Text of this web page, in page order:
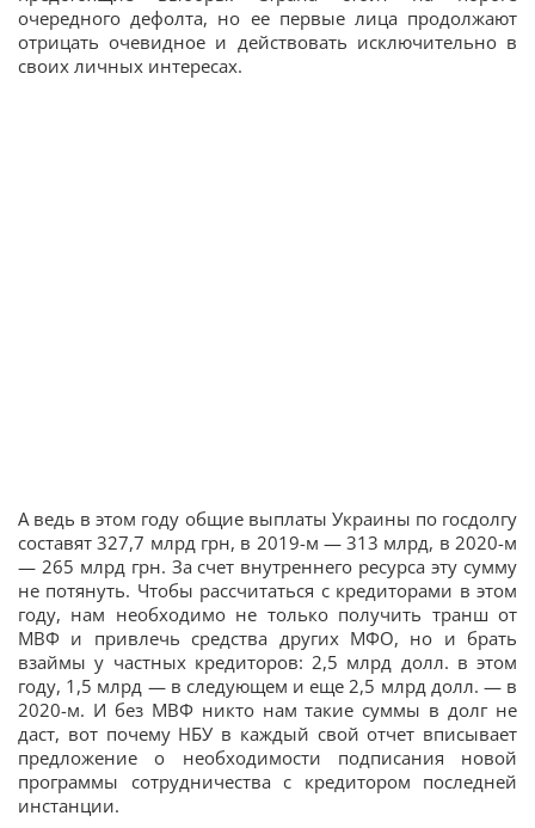
очередного дефолта, но ее первые лица продолжают
отрицать очевидное и действовать исключительно в
своих личных интересах.
А ведь в этом году общие выплаты Украины по госдолгу
составят 327,7 млрд грн, в 2019-м — 313 млрд, в 2020-м
— 265 млрд грн. За счет внутреннего ресурса эту сумму
не потянуть. Чтобы рассчитаться с кредиторами в этом
году, нам необходимо не только получить транш от
МВФ и привлечь средства других МФО, но и брать
взаймы у частных кредиторов: 2,5 млрд долл. в этом
году, 1,5 млрд — в следующем и еще 2,5 млрд долл. — в
2020-м. И без МВФ никто нам такие суммы в долг не
даст, вот почему НБУ в каждый свой отчет вписывает
предложение о необходимости подписания новой
программы сотрудничества с кредитором последней
инстанции.